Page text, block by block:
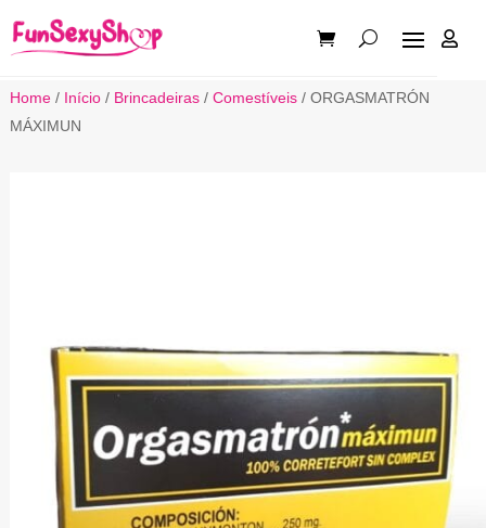

Home/ Início/ Brincadeiras/ Comestíveis/ ORGASMATRÓN
MÁXIMUN